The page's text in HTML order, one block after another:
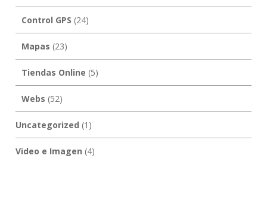
Control GPS (24)
Mapas (23)
Tiendas Online (5)
Webs (52)
Uncategorized (1)
Video e Imagen (4)